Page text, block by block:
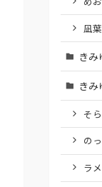
凪葉
きみ
きみ
そ
の
ラ